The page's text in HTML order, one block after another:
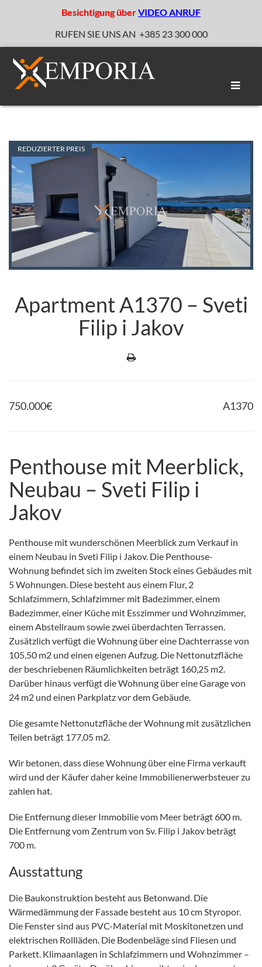
Besichtigung überVIDEO ANRUF
RUFEN SIE UNS AN +385 23 300 000
REDUZIERTER PREIS
Apartment A1370 – Sveti
Filip i Jakov
750.000€ A1370
Penthouse mit Meerblick,
Neubau – Sveti Filip i
Jakov
Penthouse mit wunderschönen Meerblick zum Verkauf in
einem Neubau in Sveti Filip i Jakov. Die Penthouse-
Wohnung befindet sich im zweiten Stock eines Gebäudes mit
5 Wohnungen. Diese besteht aus einem Flur, 2
Schlafzimmern, Schlafzimmer mit Badezimmer, einem
Badezimmer, einer Küche mit Esszimmer und Wohnzimmer,
einem Abstellraum sowie zwei überdachten Terrassen.
Zusätzlich verfügt die Wohnung über eine Dachterrasse von
105,50 m2 und einen eigenen Aufzug. Die Nettonutzfläche
der beschriebenen Räumlichkeiten beträgt 160,25 m2.
Darüber hinaus verfügt die Wohnung über eine Garage von
24 m2 und einen Parkplatz vor dem Gebäude.
Die gesamte Nettonutzfläche der Wohnung mit zusätzlichen
Teilen beträgt 177,05 m2.
Wir betonen, dass diese Wohnung über eine Firma verkauft
wird und der Käufer daher keine Immobilienerwerbsteuer zu
zahlen hat.
Die Entfernung dieser Immobilie vom Meer beträgt 600 m.
Die Entfernung vom Zentrum von Sv. Filip i Jakov beträgt
700 m.
Ausstattung
Die Baukonstruktion besteht aus Betonwand. Die
Wärmedämmung der Fassade besteht aus 10 cm Styropor.
Die Fenster sind aus PVC-Material mit Moskitonetzen und
elektrischen Rollläden. Die Bodenbeläge sind Fliesen und
Parkett. Klimaanlagen in Schlafzimmern und Wohnzimmer –